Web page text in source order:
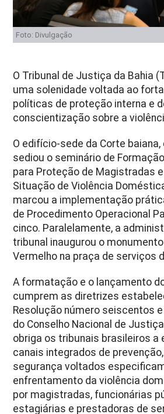
Foto: Divulgação
O Tribunal de Justiça da Bahia
uma solenidade voltada ao
políticas de proteção interna e
conscientização sobre a
O edifício-sede da Corte baiana,
sediou o seminário de
para Proteção de Magistradas
Situação de Violência
marcou a implementação
de Procedimento Operacional
cinco. Paralelamente, a
tribunal inaugurou o
Vermelho na praça de serviços
A formatação e o lançamento
cumprem as diretrizes
Resolução número seiscentos
do Conselho Nacional de
obriga os tribunais brasileiros a
canais integrados de
segurança voltados
enfrentamento da violência
por magistradas, funcionárias
estagiárias e prestadoras de